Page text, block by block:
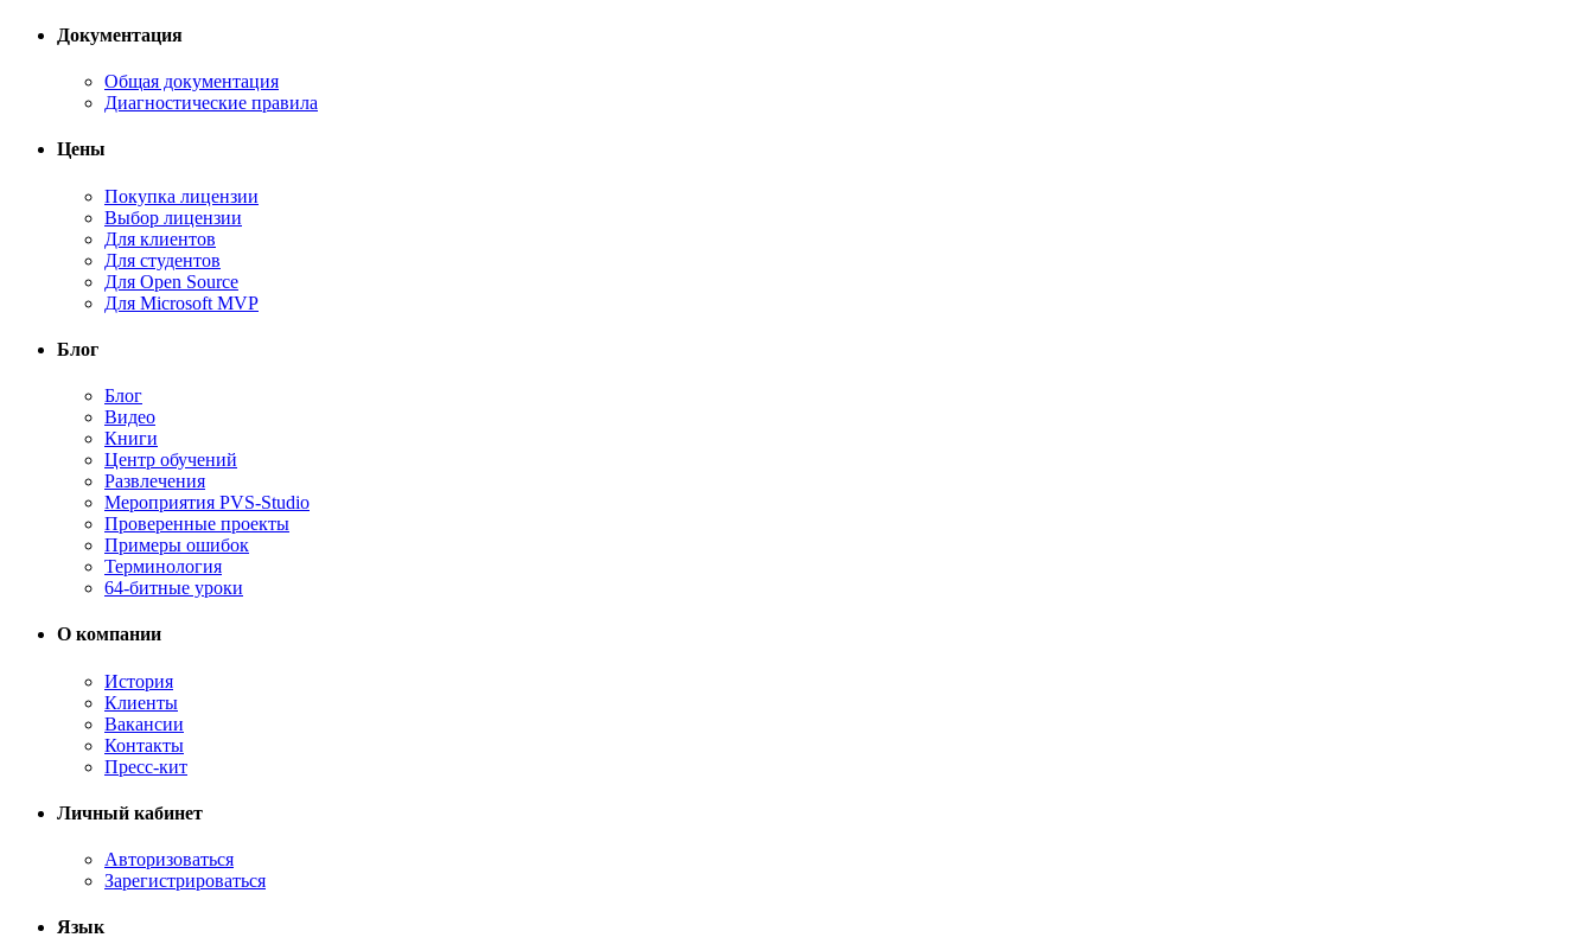
Документация
Общая документация
Диагностические правила
Цены
Покупка лицензии
Выбор лицензии
Для клиентов
Для студентов
Для Open Source
Для Microsoft MVP
Блог
Блог
Видео
Книги
Центр обучений
Развлечения
Мероприятия PVS-Studio
Проверенные проекты
Примеры ошибок
Терминология
64-битные уроки
О компании
История
Клиенты
Вакансии
Контакты
Пресс-кит
Личный кабинет
Авторизоваться
Зарегистрироваться
Язык